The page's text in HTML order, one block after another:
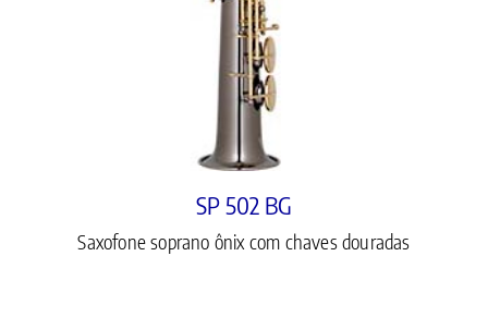
SP 502 BG
Saxofone soprano ônix com chaves douradas